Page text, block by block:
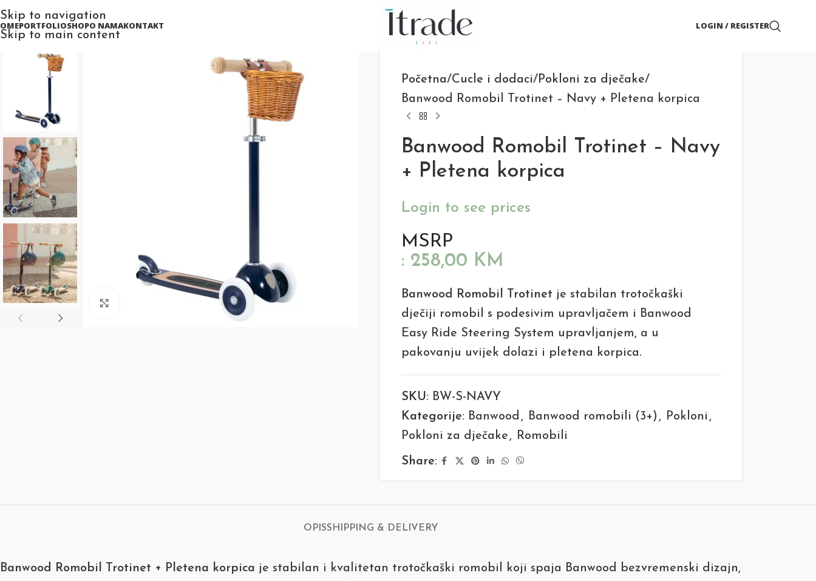
Skip to navigation
Skip to main content
PORTFOLIOSHOPO NAMAKONTAKT LOGIN / REGISTER
Početna Cucle i dodaci Pokloni za dječake
Banwood Romobil Trotinet – Navy + Pletena korpica
Banwood Romobil Trotinet – Navy
+ Pletena korpica
Login to see prices
MSRP
: 258,00 KM
Banwood Romobil Trotinet je stabilan trotočkaški
dječiji romobil s podesivim upravljačem i Banwood
Easy Ride Steering System upravljanjem, a u
pakovanju uvijek dolazi i pletena korpica.
SKU: BW-S-NAVY
Kategorije: Banwood , Banwood romobili (3+) , Pokloni ,
Pokloni za dječake , Romobili
Share:
OPISSHIPPING & DELIVERY
Banwood Romobil Trotinet + Pletena korpica je stabilan i kvalitetan trotočkaški romobil koji spaja Banwood bezvremenski dizajn,